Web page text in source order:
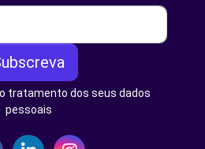
tratamento dos seus dados
pessoais